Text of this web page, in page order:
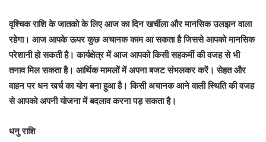
वृश्चिक राशि के जातको के लिए आज का दिन खर्चीला और मानसिक उलझन वाला
रहेगा। आज आपके ऊपर कुछ अचानक काम आ सकता है जिससे आपको मानसिक
परेशानी हो सकती है। कार्यक्षेत्र में आज आपको किसी सहकर्मी की वजह से भी
तनाव मिल सकता है। आर्थिक मामलों में अपना बजट संभलकर करें। सेहत और
वाहन पर धन खर्च का योग बना हुआ है। किसी अचानक आने वाली स्थिति की वजह
से आपको अपनी योजना में बदलाव करना पड़ सकता है।
धनु राशि